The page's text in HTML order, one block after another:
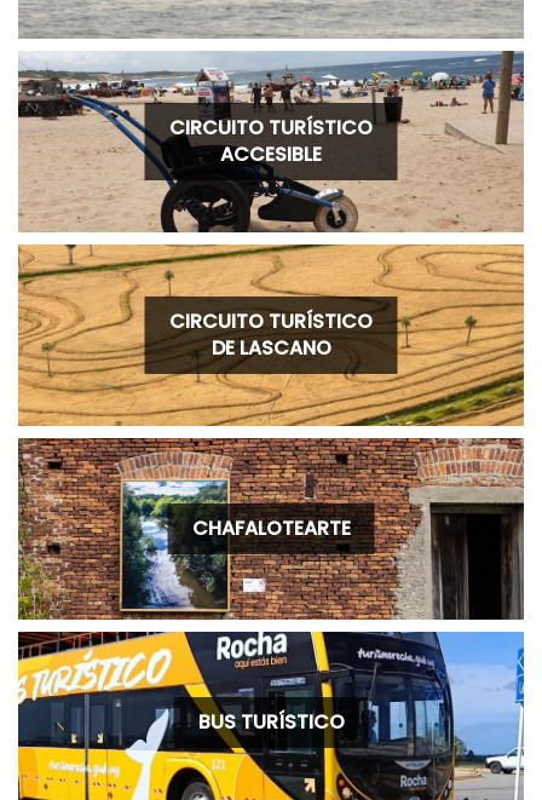
CIRCUITO TURÍSTICO
ACCESIBLE
CIRCUITO TURÍSTICO
DE LASCANO
CHAFALOTEARTE
BUS TURÍSTICO